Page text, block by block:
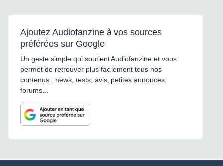
Ajoutez Audiofanzine à vos sources
préférées sur Google
Un geste simple qui soutient Audiofanzine et vous
permet de retrouver plus facilement tous nos
contenus : news, tests, avis, petites annonces,
forums...